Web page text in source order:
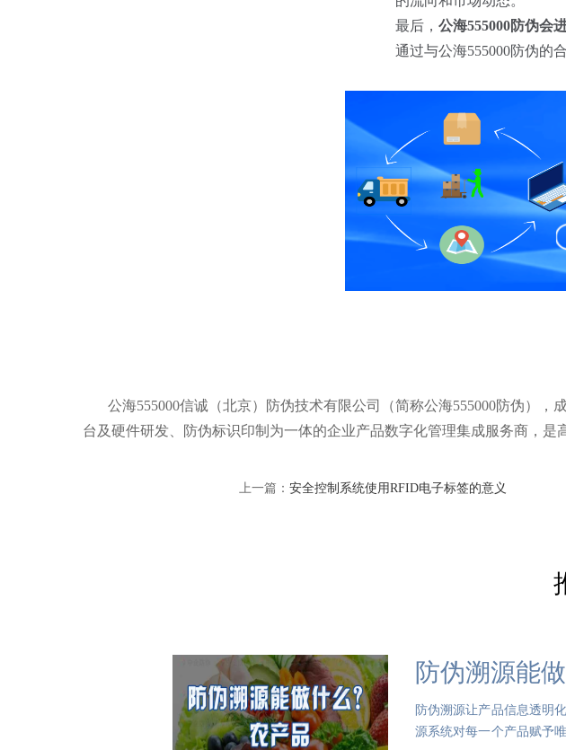
最后， 公海555000防伪会
通过与公海555000防伪的
公海555000信诚（北京）防伪技术有限公司（简称公海555000防伪），
台及硬件研发、防伪标识印制为一体的企业产品数字化管理集成服务商，是
上一篇： 安全控制系统使用RFID电子标签的意义
防伪溯源能
防伪溯源让产品信息透明
源系统对每一个产品赋予